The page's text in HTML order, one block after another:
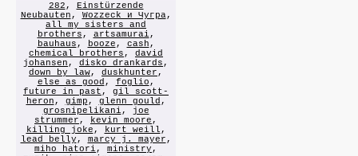
282 , Einstürzende
Neubauten , Wozzeck и Чугра,
all my sisters and
brothers , artsamurai ,
bauhaus , booze , cash ,
chemical brothers , david
johansen , disko drankards ,
down by law, duskhunter ,
else as good , foglio ,
future in past , gil scott-
heron , gimp , glenn gould ,
grosnipelikani ,
joe
strummer , kevin moore ,
killing joke , kurt weill ,
lead belly , marcy j. mayer ,
miho hatori , ministry ,